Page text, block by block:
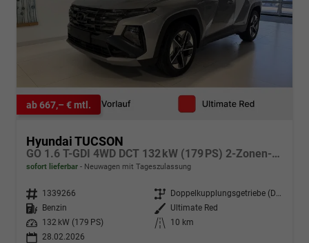
ab 667,– € mtl.
Hyundai TUCSON
GO 1.6 T-GDI 4WD DCT 132 kW (179 PS) 2-Zonen-Klimaautomatik, Sitzheizung, Lenkradheizung, Navigationssystem, DAB, Android Auto, Apple CarPlay, Rückfahrkamera, Einparkhilfe vorne und hinten, 18 Zoll Leichtmetallfelgen, uvm.
sofort lieferbar Neuwagen mit Tageszulassung
Fahrzeugnr. 1339266 Getriebe
Doppelkupplungsgetriebe (DSG)
Kraftstoff
Benzin Außenfarbe
Ultimate Red
Leistung
132 kW (179 PS) Kilometerstand
10 km
28.02.2026